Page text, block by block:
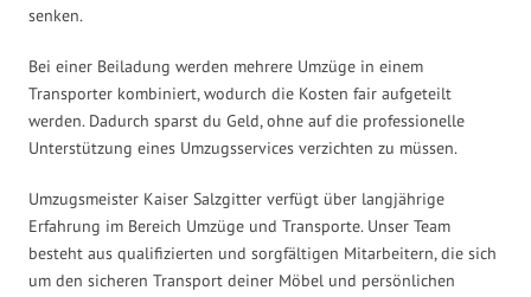
senken.
Bei einer Beiladung werden mehrere Umzüge in einem
Transporter kombiniert, wodurch die Kosten fair aufgeteilt
werden. Dadurch sparst du Geld, ohne auf die professionelle
Unterstützung eines Umzugsservices verzichten zu müssen.
Umzugsmeister Kaiser Salzgitter verfügt über langjährige
Erfahrung im Bereich Umzüge und Transporte. Unser Team
besteht aus qualifizierten und sorgfältigen Mitarbeitern, die sich
um den sicheren Transport deiner Möbel und persönlichen